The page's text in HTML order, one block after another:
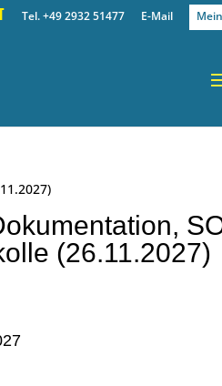
Tel. +49 2932 51477 E-Mail
(26.11.2027)